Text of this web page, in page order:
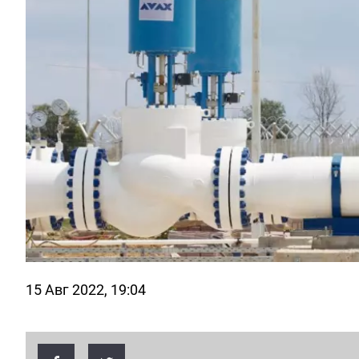
15 Авг 2022, 19:04